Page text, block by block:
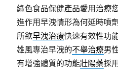
綠色食品保健產品愛用治療
進作用早洩情形為何延時噴
所欲早洩治療快速有效性功
雄風專治早洩的不舉治療男
有增強體質的功能壯陽藥採